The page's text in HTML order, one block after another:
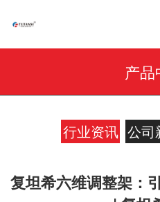
产
行业资讯 公司
复坦希六维调整架：